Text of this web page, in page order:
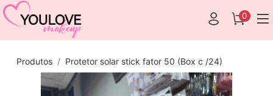
0
Produtos Protetor solar stick fator 50 (Box c /24)